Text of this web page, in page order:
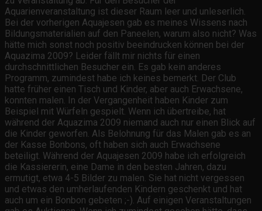
Aquarienveranstaltung ist dieser Raum leer und unleserlich.
Bei der vorherigen Aquajesen gab es meines Wissens nach
Bildungsmaterialien auf den Paneelen, warum also nicht? Was
hätte mich sonst noch positiv beeindrucken können bei der
Aquazima 2009? Leider fällt mir nichts für einen
durchschnittlichen Besucher ein. Es gab kein anderes
Programm, zumindest habe ich keines bemerkt. Der Club
hatte früher einen Tisch und Kinder, aber auch Erwachsene,
konnten malen. In der Vergangenheit haben Kinder zum
Beispiel mit Würfeln gespielt. Wenn ich übertreibe, hat
während der Aquazima 2009 niemand auch nur einen Blick auf
die Kinder geworfen. Als Belohnung für das Malen gab es an
der Kasse Bonbons, oft haben sich auch Erwachsene
beteiligt. Während der Aquajesen 2009 habe ich erfolgreich
die Kassiererin, eine Dame in den besten Jahren, dazu
ermutigt, etwa 4-5 Bilder zu malen. Sie hat nicht vergessen
und etwas den umherlaufenden Kindern geschenkt und hat
auch um ein Bonbon gebeten ;-). Auf einigen Veranstaltungen